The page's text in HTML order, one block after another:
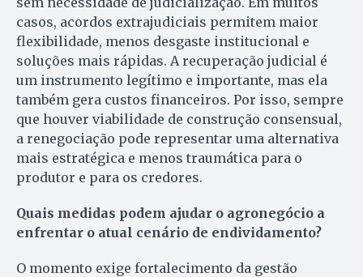
casos, acordos extrajudiciais permitem maior
flexibilidade, menos desgaste institucional e
soluções mais rápidas. A recuperação judicial é
um instrumento legítimo e importante, mas ela
também gera custos financeiros. Por isso, sempre
que houver viabilidade de construção consensual,
a renegociação pode representar uma alternativa
mais estratégica e menos traumática para o
produtor e para os credores.
Quais medidas podem ajudar o agronegócio a
enfrentar o atual cenário de endividamento?
O momento exige fortalecimento da gestão